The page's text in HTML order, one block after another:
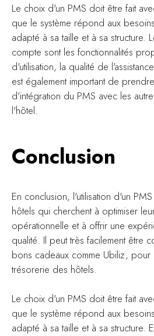
Le choix d'un PMS doit être fait
que le système répond aux
adapté à sa taille et à sa structure.
compte sont les fonctionnalités
d'utilisation, la qualité de
est également important de
d'intégration du PMS avec les
l'hôtel.
Conclusion
En conclusion, l'utilisation d'un
hôtels qui cherchent à optimiser
opérationnelle et à offrir une
qualité. Il peut très facilement être
bons cadeaux comme Ubiliz, pour
trésorerie des hôtels.
Le choix d'un PMS doit être fait
que le système répond aux
adapté à sa taille et à sa structure.